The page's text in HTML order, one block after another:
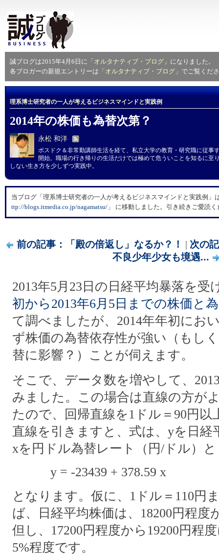
誠ブログは2015年4月6日に「 オルタナティブ・ブログ 」になりました。
各ブロガーの新規エントリーは「 オルタナティブ・ブログ 」でご覧くだ
理系博士研究者の一人が考えるビジネスマインドと実践例
2014年の株価も為替次第？
永松 和洋
ポスドク＆非常勤講師生活を経て、私立大学の教育・研究職に従事
開始。職場の行き帰りの生活だけでは極めて危ういことを知るに至
しない生き方を少しずつ実践中。
当ブログ「理系博士研究者の一人が考えるビジネスマインドと実践例」
ttp://blogs.itmedia.co.jp/nagamatsu/ 」 に移動しました。引き続きご愛読
前の記事：「殿の倍返し」なるか？！ | 次の
不良少年少女も境遇...
2013年5月23日の日経平均暴落を受
初から2013年6月5日までの株価と
て調べましたが、2014年年初にお
ず株価の為替依存性が強い（もし
替に影響？）ことが伺えます。
そこで、データ数を増やして、
みました。この場合は直線の方が
たので、回帰直線を1ドル＝90円以
直線を引きますと、式は、yを日経
xを円ドル為替レート（円/ドル）
y = -23439 + 378.59 x
となります。仮に、1ドル＝110円
ば、日経平均株価は、18200円程度
但し、17200円程度から19200円程
5%程度です。